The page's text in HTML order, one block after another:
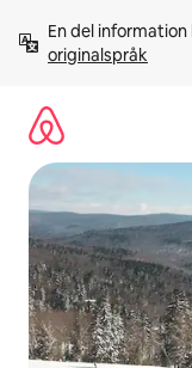
innehåll
En del
originalspråk